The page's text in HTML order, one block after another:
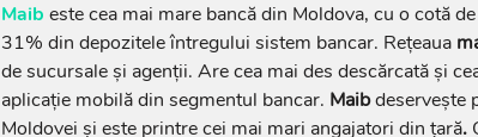
Maib este cea mai mare bancă din Moldova, cu o cotă
31% din depozitele întregului sistem bancar. Rețeaua
de sucursale și agenții. Are cea mai des descărcată și
aplicație mobilă din segmentul bancar. Maibdeserveşte
Moldovei şi este printre cei mai mari angajatori din ţară.